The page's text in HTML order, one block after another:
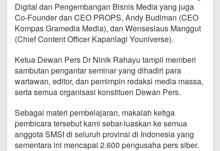
Digital dan Pengembangan Bisnis Media yang juga
Co-Founder dan CEO PROPS, Andy Budiman (CEO
Kompas Gramedia Media), dan Wenseslaus Manggut
(Chief Content Officer Kapanlagi Youniverse).
Ketua Dewan Pers Dr Ninik Rahayu tampil memberi
sambutan pengantar seminar yang dihadiri para
wartawan, editor, dan pemimpin redaksi media massa,
serta semua organisasi konstituen Dewan Pers.
Sebagai materi pembelajaran, makalah ketiga
pembicara tersebut kami sebar-luaskan ke semua
anggota SMSI di seluruh provinsi di Indonesia yang
sementara ini mencapai 2.600 pengusaha pers siber.